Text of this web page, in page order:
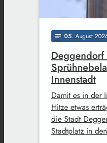
notes 05. August
Deggendorf
Innenstadt
Damit es in der
Hitze etwas
die Stadt
Stadtplatz in